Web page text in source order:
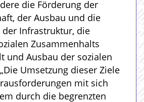
die Förderung der
der Ausbau und die
Infrastruktur, die
Zusammenhalts
und Ausbau der sozialen
Umsetzung dieser Ziele
mit sich
durch die begrenzten